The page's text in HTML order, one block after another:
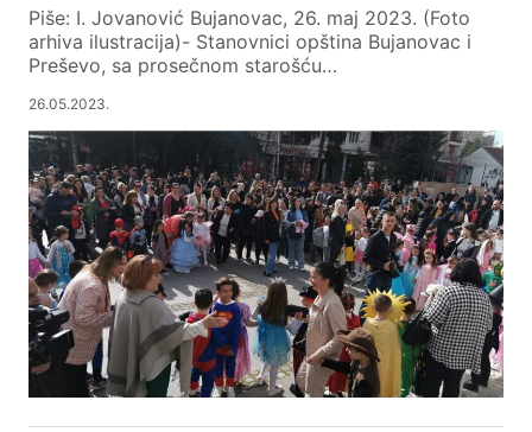
Piše: I. Jovanović Bujanovac, 26. maj 2023. (Foto
arhiva ilustracija)- Stanovnici opština Bujanovac i
Preševo, sa prosečnom starošću…
26.05.2023.